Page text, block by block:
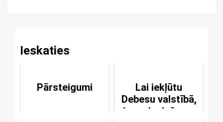
Ieskaties
Pārsteigumi
Lai iekļūtu
Debesu valstībā,
ir nepieciešama